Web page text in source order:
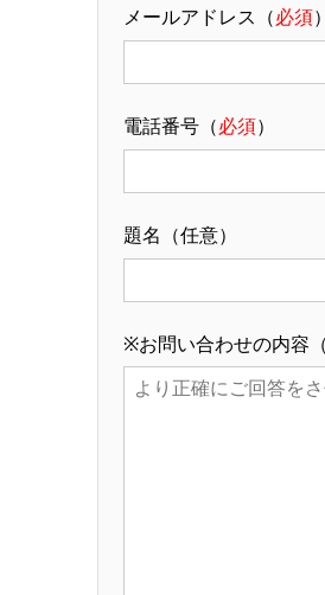
メールアドレス（必須）
電話番号（必須）
題名（任意）
※お問い合わせの内容（